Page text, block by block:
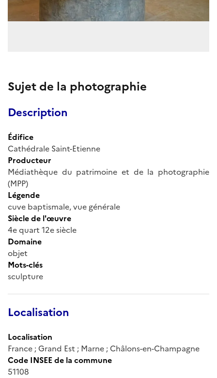
Sujet de la photographie
Description
Édifice
Cathédrale Saint-Etienne
Producteur
Médiathèque du patrimoine et de la photographie
(MPP)
Légende
cuve baptismale, vue générale
Siècle de l'œuvre
4e quart 12e siècle
Domaine
objet
Mots-clés
sculpture
Localisation
Localisation
France ; Grand Est ; Marne ; Châlons-en-Champagne
Code INSEE de la commune
51108